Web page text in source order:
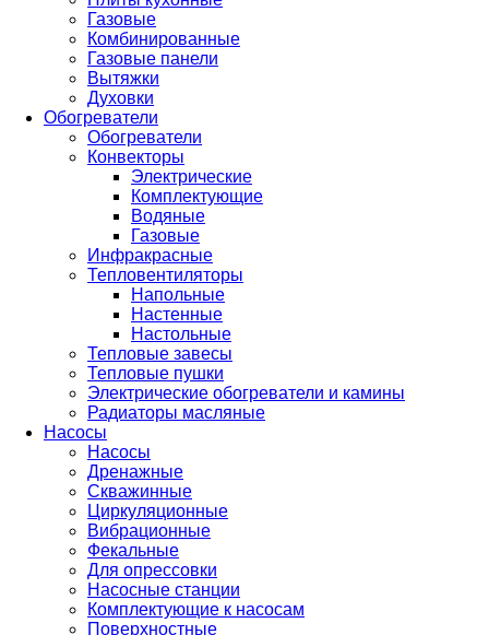
Газовые
Комбинированные
Газовые панели
Вытяжки
Духовки
Обогреватели
Обогреватели
Конвекторы
Электрические
Комплектующие
Водяные
Газовые
Инфракрасные
Тепловентиляторы
Напольные
Настенные
Настольные
Тепловые завесы
Тепловые пушки
Электрические обогреватели и камины
Радиаторы масляные
Насосы
Насосы
Дренажные
Скважинные
Циркуляционные
Вибрационные
Фекальные
Для опрессовки
Насосные станции
Комплектующие к насосам
Поверхностные